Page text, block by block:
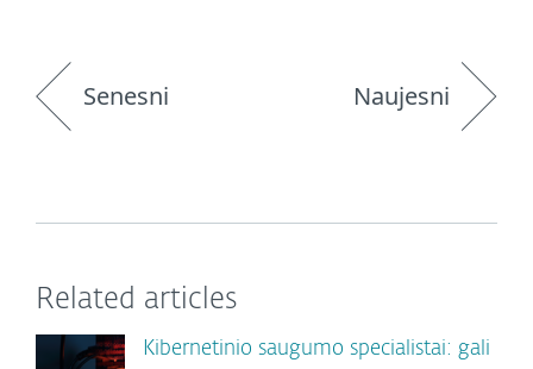
Senesni Naujesni
Related articles
Kibernetinio saugumo specialistai: gali